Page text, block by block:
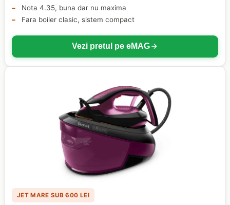
Nota 4.35, buna dar nu maxima
Fara boiler clasic, sistem compact
Vezi pretul pe eMAG
JET MARE SUB 600 LEI